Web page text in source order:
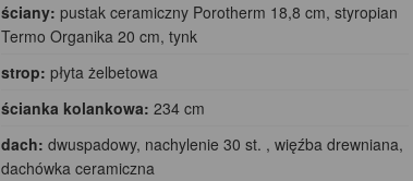
ściany: pustak ceramiczny Porotherm 18,8 cm, styropian
Termo Organika 20 cm, tynk
strop: płyta żelbetowa
ścianka kolankowa: 234 cm
dach: dwuspadowy, nachylenie 30 st. , więźba drewniana,
dachówka ceramiczna